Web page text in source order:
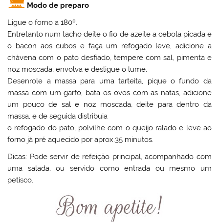
Modo de preparo
Ligue o forno a 180º.
Entretanto num tacho deite o fio de azeite a cebola picada e
o bacon aos cubos e faça um refogado leve, adicione a
chávena com o pato desfiado, tempere com sal, pimenta e
noz moscada, envolva e desligue o lume.
Desenrole a massa para uma tarteita, pique o fundo da
massa com um garfo, bata os ovos com as natas, adicione
um pouco de sal e noz moscada, deite para dentro da
massa, e de seguida distribuia
o refogado do pato, polvilhe com o queijo ralado e leve ao
forno já pré aquecido por aprox.35 minutos.
Dicas: Pode servir de refeição principal, acompanhado com
uma salada, ou servido como entrada ou mesmo um
petisco.